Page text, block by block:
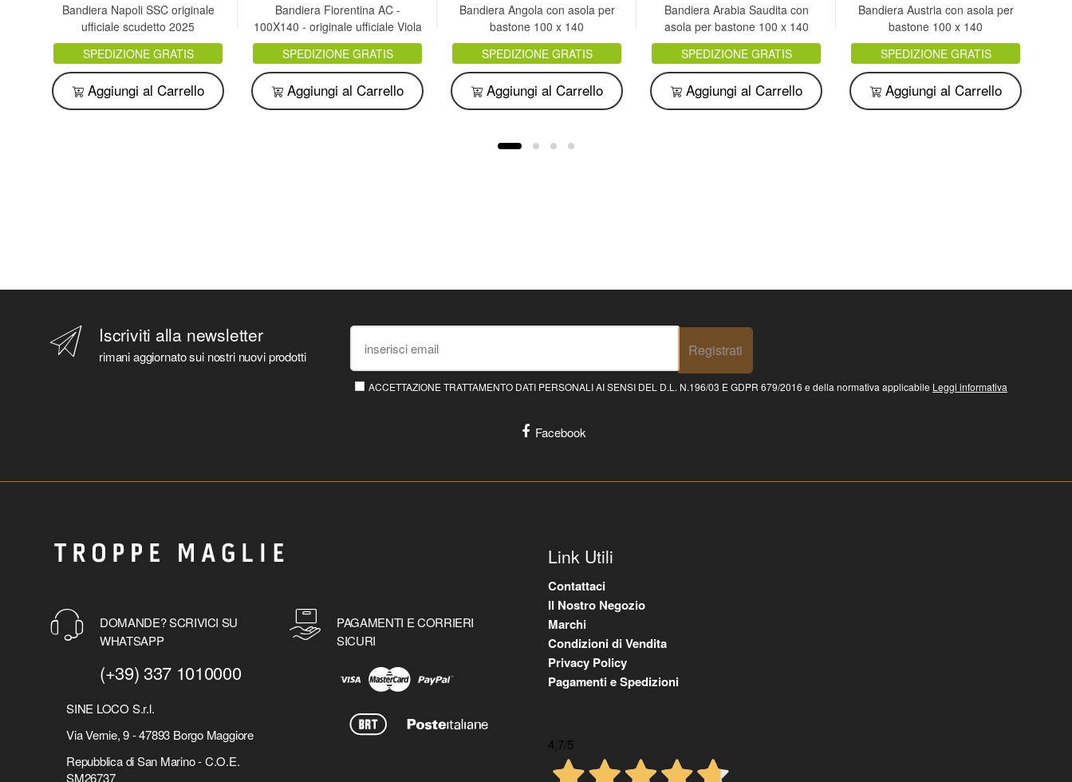
Bandiera Napoli SSC originale
ufficiale scudetto 2025
SPEDIZIONE GRATIS
Aggiungi al Carrello
Bandiera Fiorentina AC -
100X140 - originale ufficiale Viola
SPEDIZIONE GRATIS
Aggiungi al Carrello
Bandiera Angola con asola per
bastone 100 x 140
SPEDIZIONE GRATIS
Aggiungi al Carrello
Bandiera Arabia Saudita con
asola per bastone 100 x 140
SPEDIZIONE GRATIS
Aggiungi al Carrello
Bandiera Austria con asola per
bastone 100 x 140
SPEDIZIONE GRATIS
Aggiungi al Carrello
Iscriviti alla newsletter
rimani aggiornato sui nostri nuovi prodotti Registrati
ACCETTAZIONE TRATTAMENTO DATI PERSONALI AI SENSI DEL D.L. N.196/03 E GDPR 679/2016 e della normativa applicabile Leggi informativa
Facebook
DOMANDE? SCRIVICI SU
WHATSAPP
(+39) 337 1010000
SINE LOCO S.r.l.
Via Vernie, 9 - 47893 Borgo Maggiore
Repubblica di San Marino - C.O.E.
SM26737
PAGAMENTI E CORRIERI
SICURI
Link Utili
Contattaci
Il Nostro Negozio
Marchi
Condizioni di Vendita
Privacy Policy
Pagamenti e Spedizioni
4,7/5